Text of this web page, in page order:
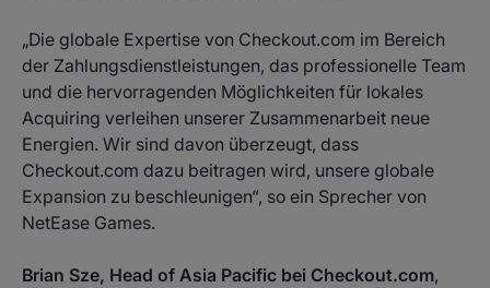
„Die globale Expertise von Checkout.com im Bereich
der Zahlungsdienstleistungen, das professionelle Team
und die hervorragenden Möglichkeiten für lokales
Acquiring verleihen unserer Zusammenarbeit neue
Energien. Wir sind davon überzeugt, dass
Checkout.com dazu beitragen wird, unsere globale
Expansion zu beschleunigen“, so ein Sprecher von
NetEase Games.
Brian Sze, Head of Asia Pacific bei Checkout.com,